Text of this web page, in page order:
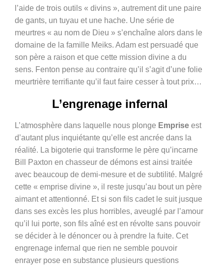
l’aide de trois outils « divins », autrement dit une paire
de gants, un tuyau et une hache. Une série de
meurtres « au nom de Dieu » s’enchaîne alors dans le
domaine de la famille Meiks. Adam est persuadé que
son père a raison et que cette mission divine a du
sens. Fenton pense au contraire qu’il s’agit d’une folie
meurtrière terrifiante qu’il faut faire cesser à tout prix…
L’engrenage infernal
L’atmosphère dans laquelle nous plonge Emprise est
d’autant plus inquiétante qu’elle est ancrée dans la
réalité. La bigoterie qui transforme le père qu’incarne
Bill Paxton en chasseur de démons est ainsi traitée
avec beaucoup de demi-mesure et de subtilité. Malgré
cette « emprise divine », il reste jusqu’au bout un père
aimant et attentionné. Et si son fils cadet le suit jusque
dans ses excès les plus horribles, aveuglé par l’amour
qu’il lui porte, son fils aîné est en révolte sans pouvoir
se décider à le dénoncer ou à prendre la fuite. Cet
engrenage infernal que rien ne semble pouvoir
enrayer pose en substance plusieurs questions